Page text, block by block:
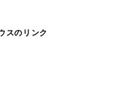
スのリンク